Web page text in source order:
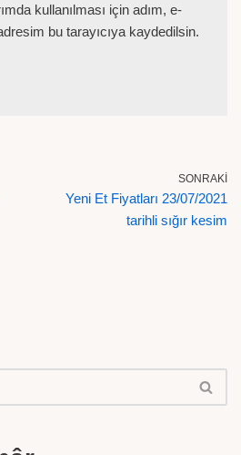
kullanılması için adım, e-
bu tarayıcıya kaydedilsin.
SONRAKI
Yeni Et Fiyatları 23/07/2021
tarihli sığır kesim